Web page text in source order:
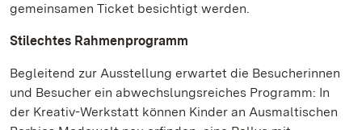
gemeinsamen Ticket besichtigt werden.
Stilechtes Rahmenprogramm
Begleitend zur Ausstellung erwartet die Besucherinnen
und Besucher ein abwechslungsreiches Programm: In
der Kreativ-Werkstatt können Kinder an Ausmaltischen